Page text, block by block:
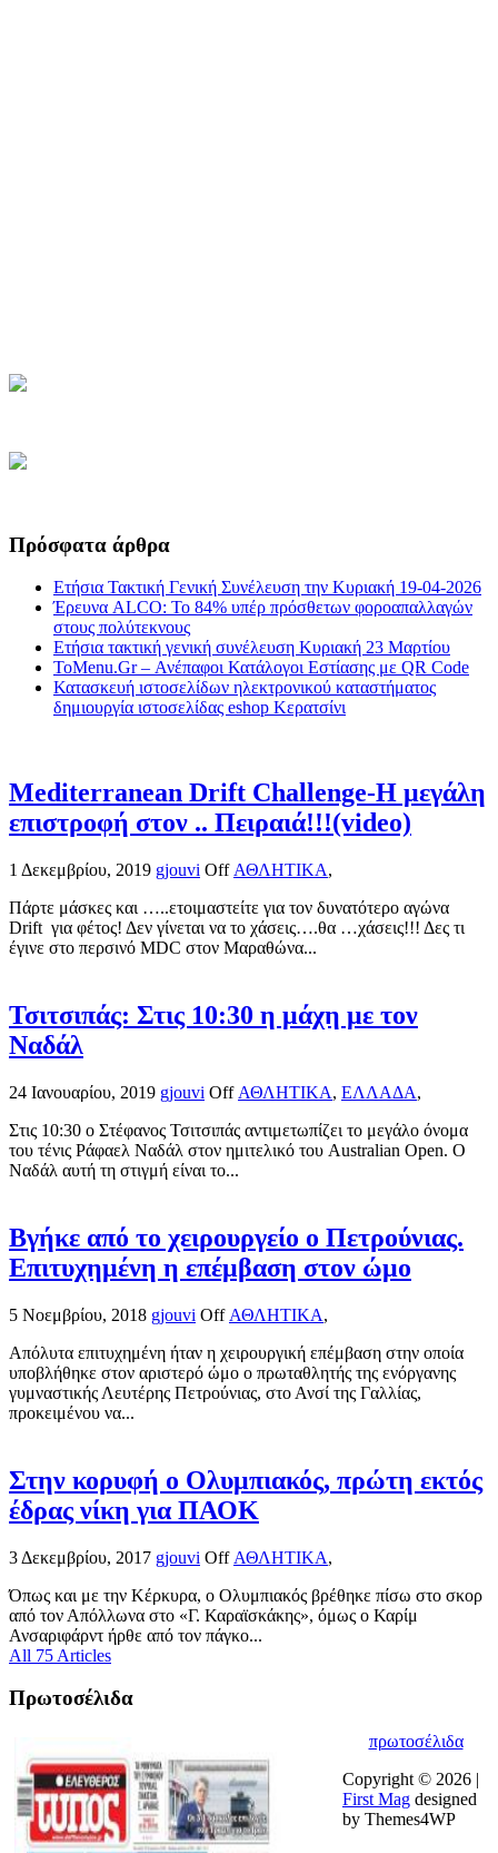
Πρόσφατα άρθρα
Ετήσια Τακτική Γενική Συνέλευση την Κυριακή 19-04-2026
Έρευνα ALCO: Το 84% υπέρ πρόσθετων φοροαπαλλαγών
στους πολύτεκνους
Ετήσια τακτική γενική συνέλευση Κυριακή 23 Μαρτίου
ToMenu.Gr – Ανέπαφοι Κατάλογοι Εστίασης με QR Code
Κατασκευή ιστοσελίδων ηλεκτρονικού καταστήματος
δημιουργία ιστοσελίδας eshop Κερατσίνι
Mediterranean Drift Challenge-Η μεγάλη
επιστροφή στον .. Πειραιά!!!(video)
1 Δεκεμβρίου, 2019 gjouvi Off ΑΘΛΗΤΙΚΑ,
Πάρτε μάσκες και …..ετοιμαστείτε για τον δυνατότερο αγώνα
Drift για φέτος! Δεν γίνεται να το χάσεις….θα …χάσεις!!! Δες τι
έγινε στο περσινό MDC στον Μαραθώνα...
Τσιτσιπάς: Στις 10:30 η μάχη με τον
Ναδάλ
24 Ιανουαρίου, 2019 gjouvi Off ΑΘΛΗΤΙΚΑ, ΕΛΛΑΔΑ,
Στις 10:30 ο Στέφανος Τσιτσιπάς αντιμετωπίζει το μεγάλο όνομα
του τένις Ράφαελ Ναδάλ στον ημιτελικό του Australian Open. Ο
Ναδάλ αυτή τη στιγμή είναι το...
Βγήκε από το χειρουργείο ο Πετρούνιας.
Επιτυχημένη η επέμβαση στον ώμο
5 Νοεμβρίου, 2018 gjouvi Off ΑΘΛΗΤΙΚΑ,
Απόλυτα επιτυχημένη ήταν η χειρουργική επέμβαση στην οποία
υποβλήθηκε στον αριστερό ώμο ο πρωταθλητής της ενόργανης
γυμναστικής Λευτέρης Πετρούνιας, στο Ανσί της Γαλλίας,
προκειμένου να...
Στην κορυφή ο Ολυμπιακός, πρώτη εκτός
έδρας νίκη για ΠΑΟΚ
3 Δεκεμβρίου, 2017 gjouvi Off ΑΘΛΗΤΙΚΑ,
Όπως και με την Κέρκυρα, ο Ολυμπιακός βρέθηκε πίσω στο σκορ
από τον Απόλλωνα στο «Γ. Καραϊσκάκης», όμως ο Καρίμ
Ανσαριφάρντ ήρθε από τον πάγκο...
All 75 Articles
Πρωτοσέλιδα
πρωτοσέλιδα
Copyright © 2026 |
First Mag designed
by Themes4WP